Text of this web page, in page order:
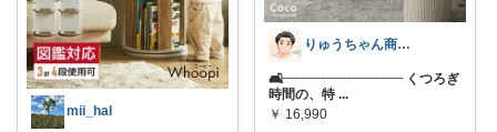
mii_hal
りゅうちゃん商店｜おしゃれをストック中.
🛋️┈┈┈┈┈┈┈┈┈ くつろぎ
時間の、特 ...
￥ 16,990